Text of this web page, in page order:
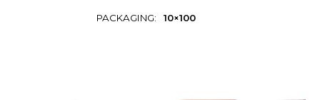
PACKAGING: 10×100